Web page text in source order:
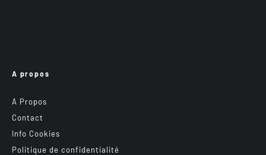
A propos
A Propos
Contact
Info Cookies
Politique de confidentialité